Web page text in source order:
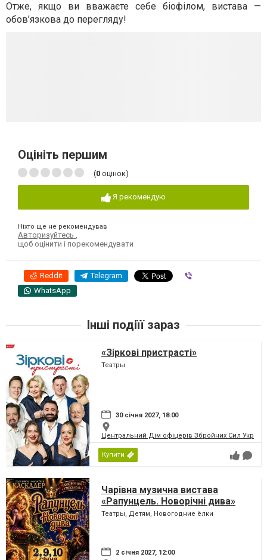
Отже, якщо ви вважаєте себе біофілом, вистава —
обов’язкова до перегляду!
Оцініть першим
(0 оцінок)
Я рекомендую
Ніхто ще не рекомендував
Авторизуйтесь
щоб оцінити і порекомендувати
Reddit Telegram
WhatsApp
Інші подіїї зараз
«Зіркові пристрасті»
Театры
30 січня 2027, 18:00
Центральний Дім офіцерів Збройних Сил
Купити
Чарівна музична вистава
«Рапунцель. Новорічні дива»
Театры, Детям, Новогодние ёлки
2 січня 2027, 12:00